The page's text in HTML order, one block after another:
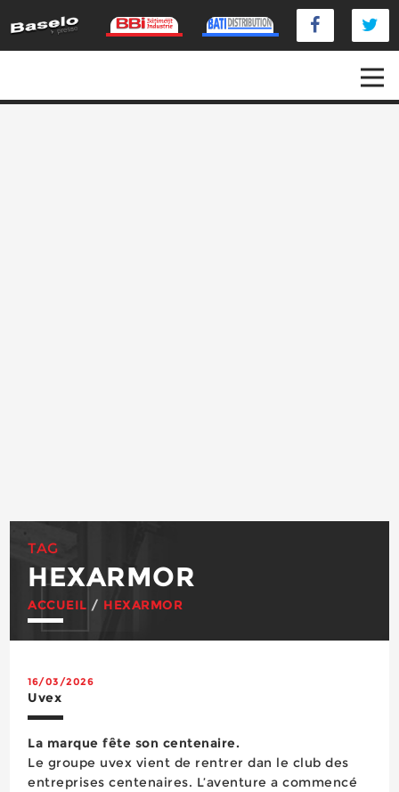
TAG
HEXARMOR
ACCUEIL / HEXARMOR
16/03/2026
Uvex
La marque fête son centenaire.
Le groupe uvex vient de rentrer dan le club des
entreprises centenaires. L’aventure a commencé